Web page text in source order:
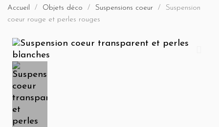
Accueil Objets déco Suspensions coeur
Suspension
coeur rouge et perles rouges